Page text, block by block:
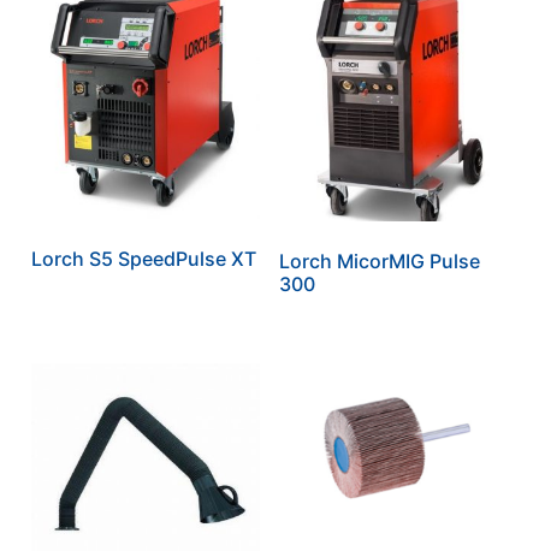
Lorch S5 SpeedPulse XT
Lorch MicorMIG Pulse
300